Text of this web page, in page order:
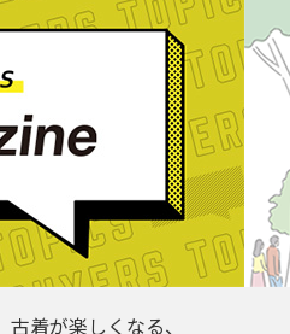
着が楽しくなる、